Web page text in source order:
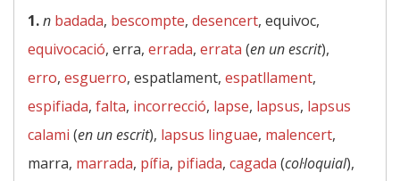
1.n badada, bescompte, desencert, equivoc,
equivocació, erra, errada, errata (en un escrit),
erro, esguerro, espatlament, espatllament,
espifiada, falta, incorrecció, lapse, lapsus, lapsus
calami (en un escrit), lapsus linguae, malencert,
marra, marrada, pífia, pifiada, cagada (col·loquial),